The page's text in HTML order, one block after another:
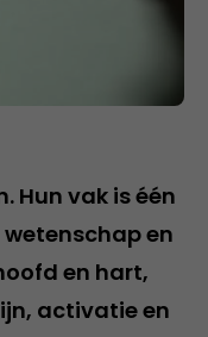
Hun vak is één
en
en hart,
activatie en